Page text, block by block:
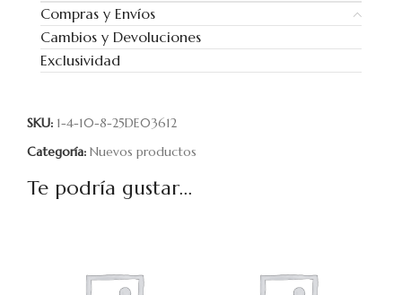
Compras y Envíos
Cambios y Devoluciones
Exclusividad
SKU: 1-4-10-8-25DE03612
Categoría: Nuevos productos
Te podría gustar...